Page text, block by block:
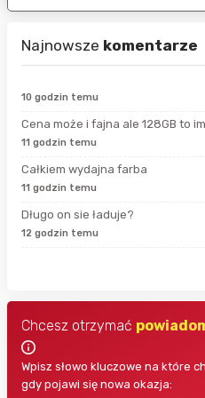
Najnowsze komentarze
10 godzin temu
Cena może i fajna ale 128GB to
11 godzin temu
Całkiem wydajna farba
11 godzin temu
Długo on sie ładuje?
12 godzin temu
Chcesz otrzymać
Wpisz słowo kluczowe na które
gdy pojawi się nowa okazja: